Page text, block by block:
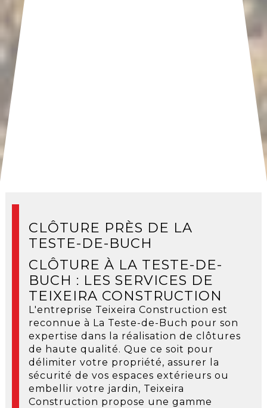
CLÔTURE PRÈS DE LA
TESTE-DE-BUCH
CLÔTURE À LA TESTE-DE-
BUCH : LES SERVICES DE
TEIXEIRA CONSTRUCTION
L'entreprise Teixeira Construction est
reconnue à La Teste-de-Buch pour son
expertise dans la réalisation de clôtures
de haute qualité. Que ce soit pour
délimiter votre propriété, assurer la
sécurité de vos espaces extérieurs ou
embellir votre jardin, Teixeira
Construction propose une gamme